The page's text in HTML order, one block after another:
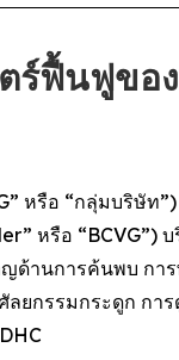
ร์ฟื้นฟูขอ
หรือ “กลุ่มบริษัท
หรือ “BCVG”)
ญด้านการค้นพบ กา
กรรมกระดูก การ